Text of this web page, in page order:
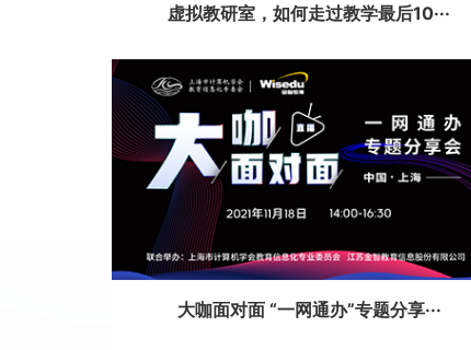
虚拟教研室，如何走过教学最后10···
大咖面对面 “一网通办”专题分享···